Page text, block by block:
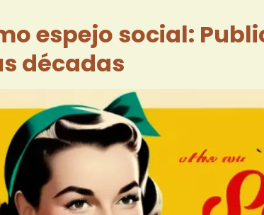
espejo social:
décadas